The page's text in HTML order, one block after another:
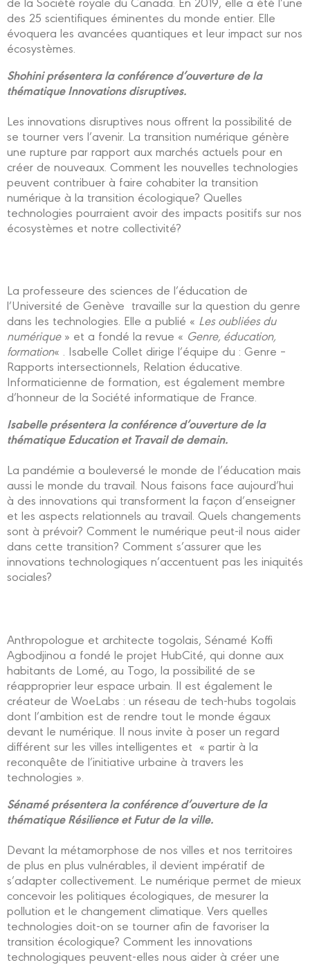
des 25 scientifiques éminentes du monde entier. Elle
évoquera les avancées quantiques et leur impact sur nos
écosystèmes.
Shohini présentera la conférence d’ouverture de la
thématique Innovations disruptives.
Les innovations disruptives nous offrent la possibilité de
se tourner vers l’avenir. La transition numérique génère
une rupture par rapport aux marchés actuels pour en
créer de nouveaux. Comment les nouvelles technologies
peuvent contribuer à faire cohabiter la transition
numérique à la transition écologique? Quelles
technologies pourraient avoir des impacts positifs sur nos
écosystèmes et notre collectivité?
La professeure des sciences de l’éducation de
l’Université de Genève travaille sur la question du genre
dans les technologies. Elle a publié « Les oubliées du
numérique» et a fondé la revue « Genre, éducation,
formation« . Isabelle Collet dirige l’équipe du : Genre –
Rapports intersectionnels, Relation éducative.
Informaticienne de formation, est également membre
d’honneur de la Société informatique de France.
Isabelle présentera la conférence d’ouverture de la
thématique Education et Travail de demain.
La pandémie a bouleversé le monde de l’éducation mais
aussi le monde du travail. Nous faisons face aujourd’hui
à des innovations qui transforment la façon d’enseigner
et les aspects relationnels au travail. Quels changements
sont à prévoir? Comment le numérique peut-il nous aider
dans cette transition? Comment s’assurer que les
innovations technologiques n’accentuent pas les iniquités
sociales?
Anthropologue et architecte togolais, Sénamé Koffi
Agbodjinou a fondé le projet HubCité, qui donne aux
habitants de Lomé, au Togo, la possibilité de se
réapproprier leur espace urbain. Il est également le
créateur de WoeLabs : un réseau de tech-hubs togolais
dont l’ambition est de rendre tout le monde égaux
devant le numérique. Il nous invite à poser un regard
différent sur les villes intelligentes et « partir à la
reconquête de l’initiative urbaine à travers les
technologies ».
Sénamé présentera la conférence d’ouverture de la
thématique Résilience et Futur de la ville.
Devant la métamorphose de nos villes et nos territoires
de plus en plus vulnérables, il devient impératif de
s’adapter collectivement. Le numérique permet de mieux
concevoir les politiques écologiques, de mesurer la
pollution et le changement climatique. Vers quelles
technologies doit-on se tourner afin de favoriser la
transition écologique? Comment les innovations
technologiques peuvent-elles nous aider à créer une